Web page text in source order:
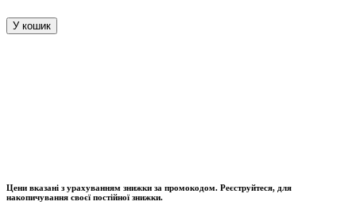
У кошик
Цени вказані з урахуванням знижки за промокодом. Реєструйтеся, для
накопичування своєї постійної знижки.